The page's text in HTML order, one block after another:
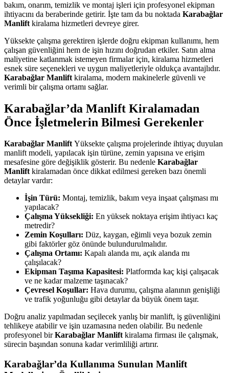
bakım, onarım, temizlik ve montaj işleri için profesyonel ekipman
ihtiyacını da beraberinde getirir. İşte tam da bu noktada Karabağlar
Manlift kiralama hizmetleri devreye girer.
Yüksekte çalışma gerektiren işlerde doğru ekipman kullanımı, hem
çalışan güvenliğini hem de işin hızını doğrudan etkiler. Satın alma
maliyetine katlanmak istemeyen firmalar için, kiralama hizmetleri
esnek süre seçenekleri ve uygun maliyetleriyle oldukça avantajlıdır.
Karabağlar Manlift kiralama, modern makinelerle güvenli ve
verimli bir çalışma ortamı sağlar.
Karabağlar’da Manlift Kiralamadan
Önce İşletmelerin Bilmesi Gerekenler
Karabağlar ManliftYüksekte çalışma projelerinde ihtiyaç duyulan
manlift modeli, yapılacak işin türüne, zemin yapısına ve erişim
mesafesine göre değişiklik gösterir. Bu nedenle Karabağlar
Manliftkiralamadan önce dikkat edilmesi gereken bazı önemli
detaylar vardır:
İşin Türü: Montaj, temizlik, bakım veya inşaat çalışması mı
yapılacak?
Çalışma Yüksekliği: En yüksek noktaya erişim ihtiyacı kaç
metredir?
Zemin Koşulları: Düz, kaygan, eğimli veya bozuk zemin
gibi faktörler göz önünde bulundurulmalıdır.
Çalışma Ortamı: Kapalı alanda mı, açık alanda mı
çalışılacak?
Ekipman Taşıma Kapasitesi: Platformda kaç kişi çalışacak
ve ne kadar malzeme taşınacak?
Çevresel Koşullar: Hava durumu, çalışma alanının genişliği
ve trafik yoğunluğu gibi detaylar da büyük önem taşır.
Doğru analiz yapılmadan seçilecek yanlış bir manlift, iş güvenliğini
tehlikeye atabilir ve işin uzamasına neden olabilir. Bu nedenle
profesyonel birKarabağlar Manliftkiralama firması ile çalışmak,
sürecin başından sonuna kadar verimliliği artırır.
Karabağlar’da Kullanıma Sunulan Manlift